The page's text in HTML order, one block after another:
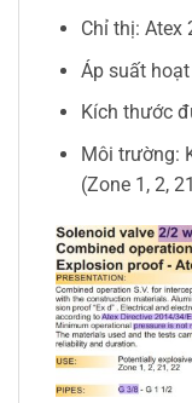
Chỉ thị: Atex
Áp suất
Kích thước
Môi trường:
(Zone 1, 2,